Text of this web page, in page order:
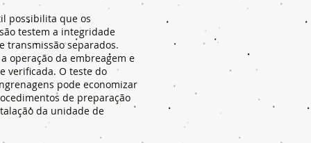
possibilita que os
testem a integridade
transmissão separados.
operação da embreagem e
verificada. O teste do
pode economizar
de preparação
da unidade de